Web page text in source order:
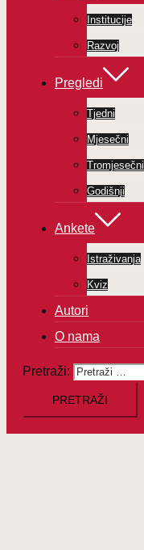
Institucije
Razvoj
Pregledi
Tjedni
Mjesečni
Tromjesečni
Godišnji
Ankete
Istraživanja
Kviz
Autori
O nama
Pretraži: